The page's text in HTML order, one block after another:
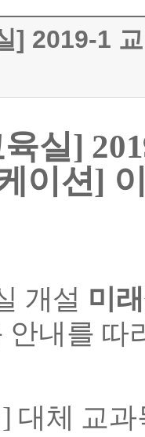
] 2019-1
실 ]
이션]
개설 미
안내를 따
] 대체 교